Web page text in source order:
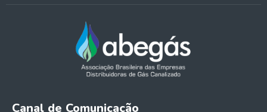
Canal de Comunicação